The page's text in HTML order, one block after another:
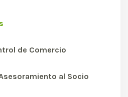
de Comercio
al Socio